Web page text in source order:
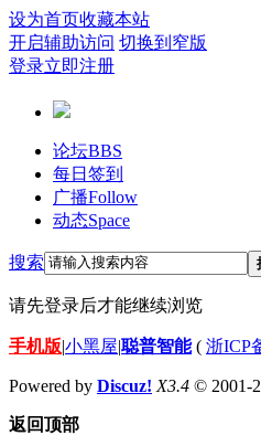
设为首页收藏本站
开启辅助访问 切换到窄版
登录立即注册
论坛BBS
每日签到
广播Follow
动态Space
搜索
请先登录后才能继续浏览
手机版|小黑屋|聪普智能( 浙ICP
Powered by Discuz! X3.4 © 2001-
返回顶部